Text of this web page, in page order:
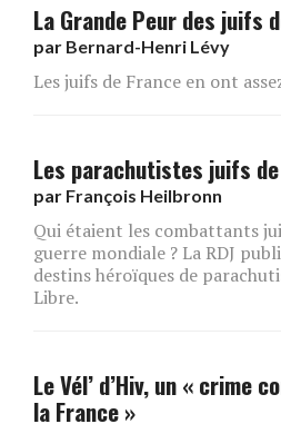
La Grande Peur des juifs
par Bernard-Henri Lévy
Les juifs de France en ont
Les parachutistes juifs
par François Heilbronn
Qui étaient les combattants
guerre mondiale ? La RDJ
destins héroïques de
Libre.
Le Vél’ d’Hiv, un « crime
la France »